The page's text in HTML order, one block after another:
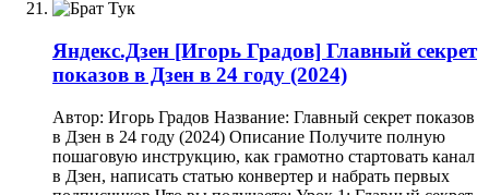
Яндекс.Дзен [Игорь Градов] Главный секрет
показов в Дзен в 24 году (2024)
Автор: Игорь Градов Название: Главный секрет показов
в Дзен в 24 году (2024) Описание Получите полную
пошаговую инструкцию, как грамотно стартовать канал
в Дзен, написать статью конвертер и набрать первых